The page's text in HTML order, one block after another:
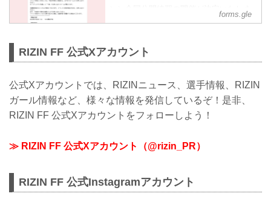
の2大会に出場するファイター達の合同公
メディア対応の様子を間近でご覧いただ
けます。
是非ご参加ください。
申し込みください。
forms.gle
RIZIN FF 公式Xアカウント
公式Xアカウントでは、RIZINニュース、選手情報、RIZIN
ガール情報など、様々な情報を発信しているぞ！是非、
RIZIN FF 公式Xアカウントをフォローしよう！
≫ RIZIN FF 公式Xアカウント（@rizin_PR）
RIZIN FF 公式Instagramアカウント